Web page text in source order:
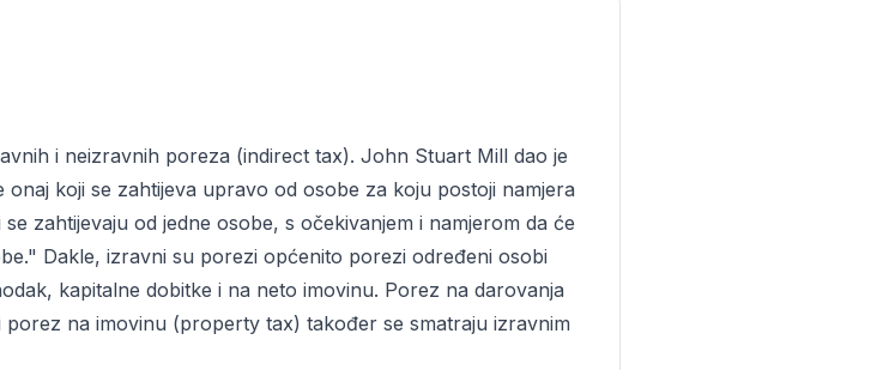
i neizravnih poreza (indirect tax). John Stuart Mill dao je
koji se zahtijeva upravo od osobe za koju postoji namjera
zahtijevaju od jedne osobe, s očekivanjem i namjerom da će
Dakle, izravni su porezi općenito porezi određeni osobi
kapitalne dobitke i na neto imovinu. Porez na darovanja
na imovinu (property tax) također se smatraju izravnim